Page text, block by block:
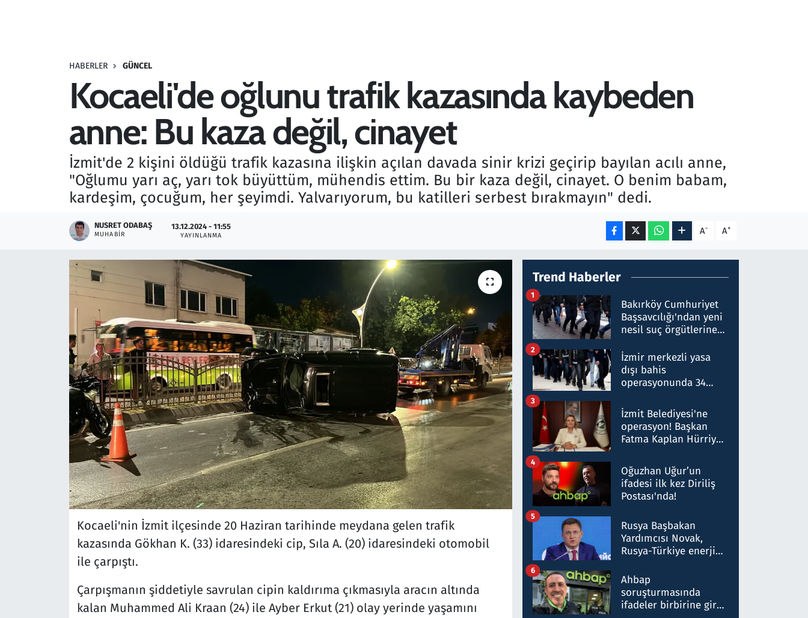
HABERLER GÜNCEL
Kocaeli'de oğlunu trafik kazasında kaybeden
anne: Bu kaza değil, cinayet
İzmit'de 2 kişini öldüğü trafik kazasına ilişkin açılan davada sinir krizi geçirip bayılan acılı anne,
"Oğlumu yarı aç, yarı tok büyüttüm, mühendis ettim. Bu bir kaza değil, cinayet. O benim babam,
kardeşim, çocuğum, her şeyimdi. Yalvarıyorum, bu katilleri serbest bırakmayın" dedi.
NUSRET ODABAŞ
MUHABIR
13.12.2024 - 11:55
YAYINLANMA A- A+
Kocaeli'nin İzmit ilçesinde 20 Haziran tarihinde meydana gelen trafik
kazasında Gökhan K. (33) idaresindeki cip, Sıla A. (20) idaresindeki otomobil
ile çarpıştı.
Çarpışmanın şiddetiyle savrulan cipin kaldırıma çıkmasıyla aracın altında
kalan Muhammed Ali Kraan (24) ile Ayber Erkut (21) olay yerinde yaşamını
Trend Haberler
Bakırköy Cumhuriyet
Başsavcılığı'ndan yeni
nesil suç örgütlerine
hakkında gözaltı kararı
1
İzmir merkezli yasa
dışı bahis
operasyonunda 34
Milyar liralık para
trafiği tespit edildi
2
İzmit Belediyesi'ne
operasyon! Başkan
Fatma Kaplan Hürriyet
3
Oğuzhan Uğur’un
ifadesi ilk kez Diriliş
Postası'nda!
4
Rusya Başbakan
Yardımcısı Novak,
Rusya-Türkiye enerji
nitelikte olduğunu
belirtti
5
Ahbap
soruşturmasında
ifadeler birbirine girdi:
6
Televizyon